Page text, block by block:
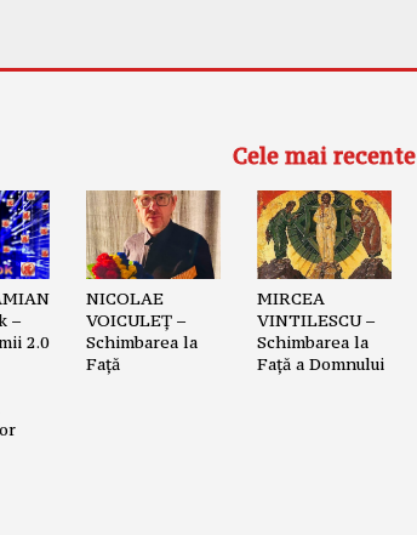
Cele mai recente
–
2.0
NICOLAE
VOICULEȚ –
Schimbarea la
Față
MIRCEA
VINTILESCU –
Schimbarea la
Față a Domnului